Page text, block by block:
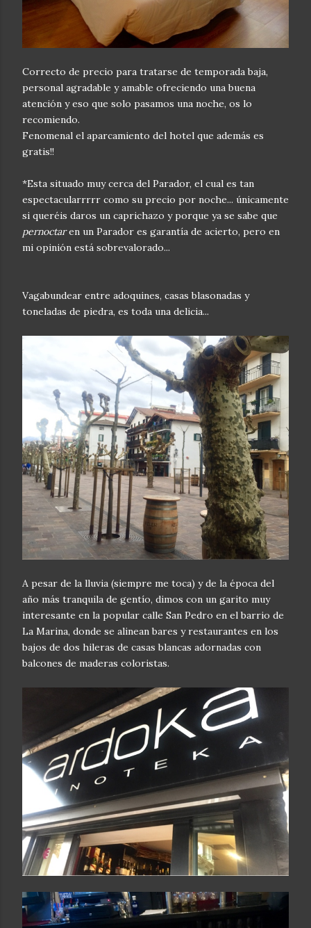
Correcto de precio para tratarse de temporada baja,
personal agradable y amable ofreciendo una buena
atención y eso que solo pasamos una noche, os lo
recomiendo.
Fenomenal el aparcamiento del hotel que además es
gratis!!
*Esta situado muy cerca del Parador, el cual es tan
espectacularrrrr como su precio por noche... únicamente
si queréis daros un caprichazo y porque ya se sabe que
pernoctaren un Parador es garantía de acierto, pero en
mi opinión está sobrevalorado...
Vagabundear entre adoquines, casas blasonadas y
toneladas de piedra, es toda una delicia...
A pesar de la lluvia (siempre me toca) y de la época del
año más tranquila de gentío, dimos con un garito muy
interesante en la popular calle San Pedro en el barrio de
La Marina, donde se alinean bares y restaurantes en los
bajos de dos hileras de casas blancas adornadas con
balcones de maderas coloristas.